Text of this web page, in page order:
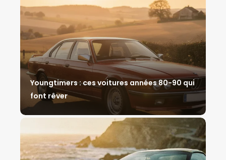
Youngtimers : ces voitures années 80-90 qui
font rêver